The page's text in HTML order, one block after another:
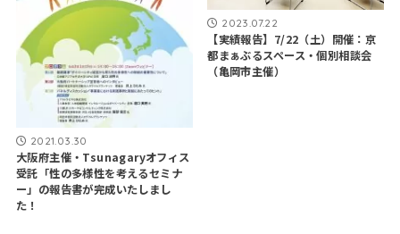
2021.03.30
大阪府主催・Tsunagaryオフィス
受託「性の多様性を考えるセミナ
ー」の報告書が完成いたしまし
た！
2023.07.22
【実績報告】7/22（土）開催：京
都まぁぶるスペース・個別相談会
（亀岡市主催）